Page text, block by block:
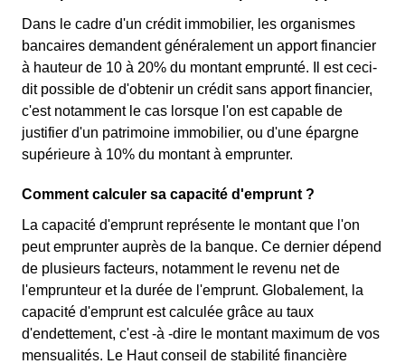
Dans le cadre d'un crédit immobilier, les organismes
bancaires demandent généralement un apport financier
à hauteur de 10 à 20% du montant emprunté. Il est ceci-
dit possible de d'obtenir un crédit sans apport financier,
c'est notamment le cas lorsque l'on est capable de
justifier d'un patrimoine immobilier, ou d'une épargne
supérieure à 10% du montant à emprunter.
Comment calculer sa capacité d'emprunt ?
La capacité d'emprunt représente le montant que l'on
peut emprunter auprès de la banque. Ce dernier dépend
de plusieurs facteurs, notamment le revenu net de
l'emprunteur et la durée de l'emprunt. Globalement, la
capacité d'emprunt est calculée grâce au taux
d'endettement, c'est -à -dire le montant maximum de vos
mensualités. Le Haut conseil de stabilité financière